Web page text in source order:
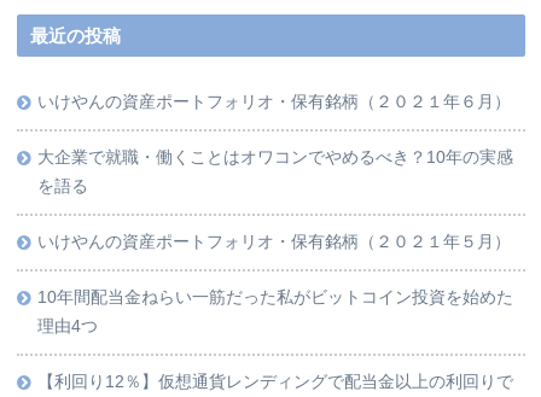
最近の投稿
いけやんの資産ポートフォリオ・保有銘柄（２０２１年６月）
大企業で就職・働くことはオワコンでやめるべき？10年の実感
を語る
いけやんの資産ポートフォリオ・保有銘柄（２０２１年５月）
10年間配当金ねらい一筋だった私がビットコイン投資を始めた
理由4つ
【利回り12％】仮想通貨レンディングで配当金以上の利回りで